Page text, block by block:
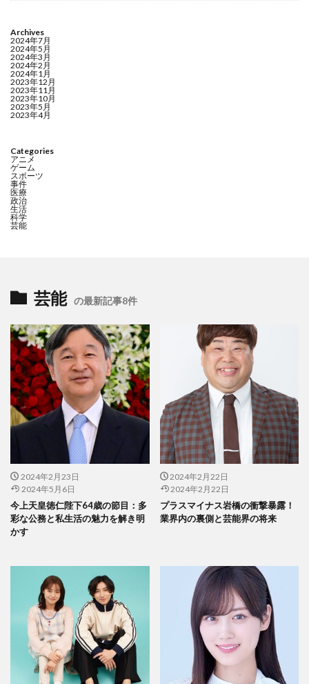
Archives
2024年7月
2024年5月
2024年3月
2024年2月
2024年1月
2023年12月
2023年11月
2023年10月
2023年5月
2023年4月
Categories
アニメ
ゲーム
スポーツ
事件
医療
政治
生活
科学
芸能
芸能 の最新記事8件
2024年2月23日
2024年5月6日
今上天皇徳仁陛下64歳の節目：多
彩な公務と私生活の魅力を解き明
かす
2024年2月22日
2024年2月22日
プラスマイナス岩橋の衝撃暴露！
業界内の裏側と芸能界の将来